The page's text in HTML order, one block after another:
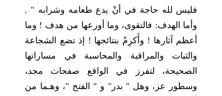
فليس لله حاجة في أنْ يدع طعامه وشرابه " .
وأما الهدف: فالتقوى، وما أورعها من هدف ! وما
أعظم آثارها ! وأَكرِمْ بنتائجها ! إذ تضع الشجاعة
والثبات والمراقبة والمحاسبة في مساراتها
الصحيحة، لتفرز في الواقع صفحات مجد،
وسطور عز، وهل " بدر" و " الفتح "، وهـما من